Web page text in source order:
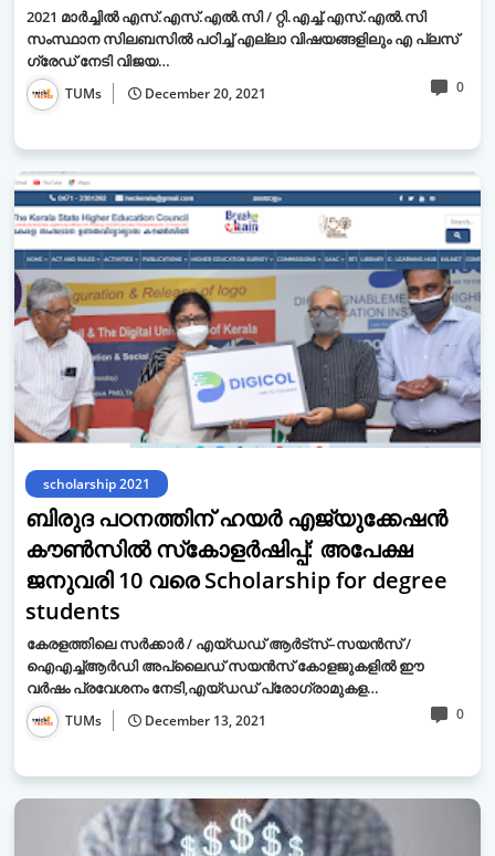
2021 മാർച്ചിൽ എസ്.എസ്.എൽ.സി / റ്റി.എച്ച്.എസ്.എൽ.സി
സംസ്ഥാന സിലബസിൽ പഠിച്ച് എല്ലാ വിഷയങ്ങളിലും എ പ്ലസ്
ഗ്രേഡ് നേടി വിജയ…
TUMs December 20, 2021 0
scholarship 2021
ബിരുദ പഠനത്തിന് ഹയര്‍ എജ്യുക്കേഷന്‍
കൗണ്‍സില്‍ സ്‌കോളര്‍ഷിപ്പ്: അപേക്ഷ
ജനുവരി 10 വരെ Scholarship for degree
students
കേരളത്തിലെ സർക്കാർ / എയ്ഡഡ് ആർട്‌സ്–സയൻസ് /
ഐഎച്ച്ആർഡി അപ്ലൈഡ് സയൻസ് കോളജുകളിൽ ഈ
വർഷം പ്രവേശനം നേടി,എയ്ഡഡ് പ്രോഗ്രാമുകള…
TUMs December 13, 2021 0